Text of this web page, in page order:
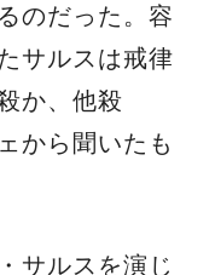
のだった。容
サルスは戒律
か、他殺
から聞いたも
サルスを演じ